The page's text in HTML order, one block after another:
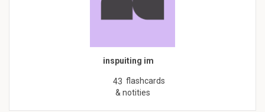
inspuiting im
43 flashcards
& notities